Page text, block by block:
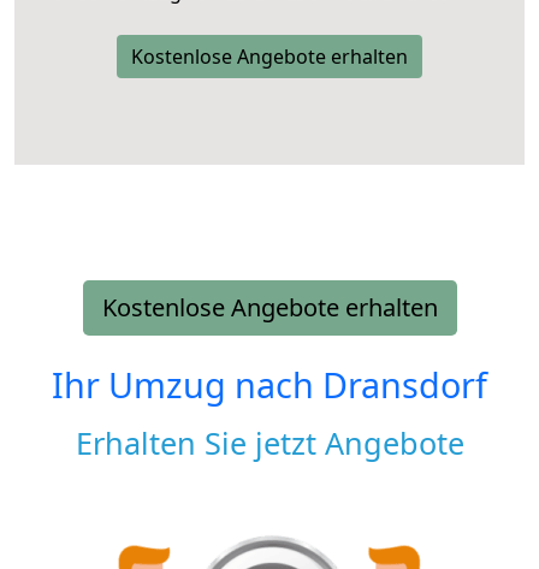
Kostenlose Angebote erhalten
Kostenlose Angebote erhalten
Ihr Umzug nach Dransdorf
Erhalten Sie jetzt Angebote